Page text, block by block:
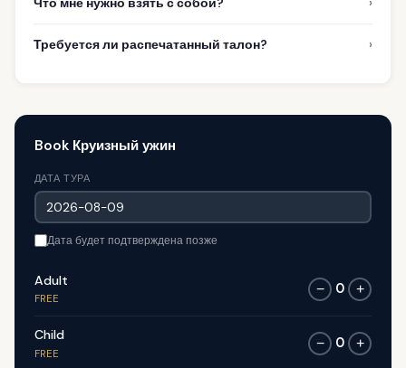
Что мне нужно взять с собой?
Требуется ли распечатанный талон? ›
Book Круизный ужин
ДАТА ТУРА
Дата будет подтверждена позже
Adult
FREE
− 0 +
Child
FREE
− 0 +